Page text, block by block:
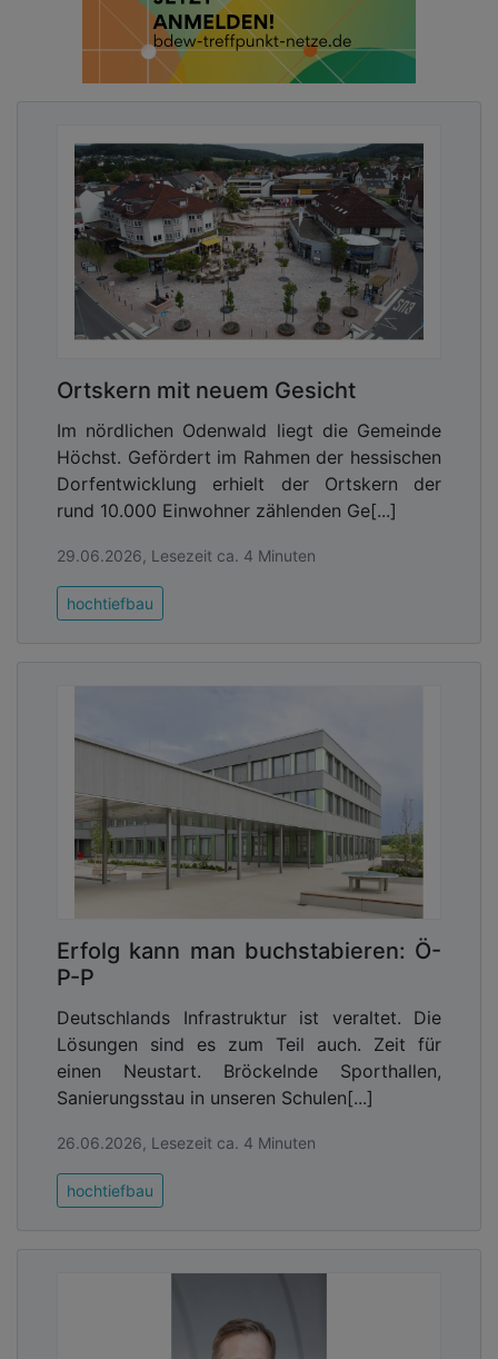
Ortskern mit neuem Gesicht
Im nördlichen Odenwald liegt die Gemeinde
Höchst. Gefördert im Rahmen der hessischen
Dorfentwicklung erhielt der Ortskern der
rund 10.000 Einwohner zählenden Ge[...]
29.06.2026, Lesezeit ca. 4 Minuten
hochtiefbau
Erfolg kann man buchstabieren: Ö-
P-P
Deutschlands Infrastruktur ist veraltet. Die
Lösungen sind es zum Teil auch. Zeit für
einen Neustart. Bröckelnde Sporthallen,
Sanierungsstau in unseren Schulen[...]
26.06.2026, Lesezeit ca. 4 Minuten
hochtiefbau